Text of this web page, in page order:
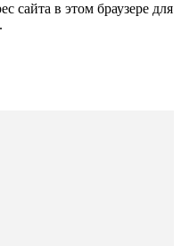
сайта в этом браузере для